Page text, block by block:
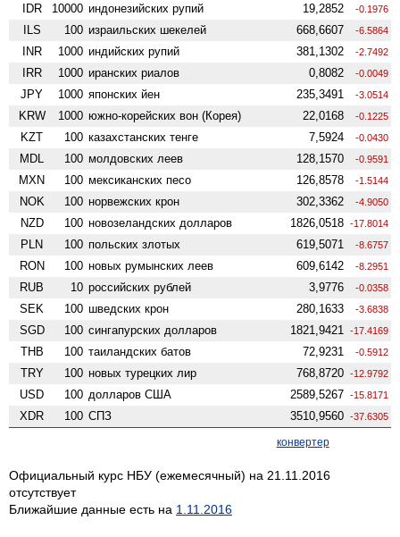
IDR 10000 индонезийских рупий 19,2852 -0.1976
ILS 100 израильских шекелей 668,6607 -6.5864
INR 1000 индийских рупий 381,1302 -2.7492
IRR 1000 иранских риалов 0,8082 -0.0049
JPY 1000 японских йен 235,3491 -3.0514
KRW 1000 южно-корейских вон (Корея) 22,0168 -0.1225
KZT 100 казахстанских тенге 7,5924 -0.0430
MDL 100 молдовских леев 128,1570 -0.9591
MXN 100 мексиканских песо 126,8578 -1.5144
NOK 100 норвежских крон 302,3362 -4.9050
NZD 100 ново­зеландских долларов 1826,0518 -17.8014
PLN 100 польских злотых 619,5071 -8.6757
RON 100 новых румынских леев 609,6142 -8.2951
RUB 10 российских рублей 3,9776 -0.0358
SEK 100 шведских крон 280,1633 -3.6838
SGD 100 сингапурских долларов 1821,9421 -17.4169
THB 100 таиландских батов 72,9231 -0.5912
TRY 100 новых турецких лир 768,8720 -12.9792
USD 100 долларов США 2589,5267 -15.8171
XDR 100 СПЗ 3510,9560 -37.6305
конвертер
Официальный курс НБУ (ежемесячный) на 21.11.2016
отсутствует
Ближайшие данные есть на 1.11.2016